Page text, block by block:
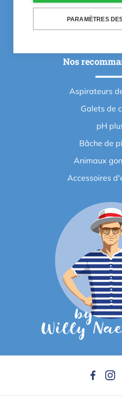
Life is better
Nos
Aspirateurs
Galets de
pH
Bâche de
Animaux
Accessoires
PARAMÈTRES